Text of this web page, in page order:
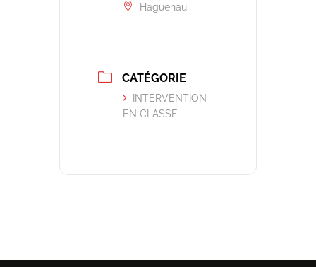
Haguenau
CATÉGORIE
INTERVENTION
EN CLASSE